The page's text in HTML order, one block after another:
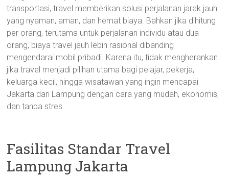
transportasi, travel memberikan solusi perjalanan jarak jauh
yang nyaman, aman, dan hemat biaya. Bahkan jika dihitung
per orang, terutama untuk perjalanan individu atau dua
orang, biaya travel jauh lebih rasional dibanding
mengendarai mobil pribadi. Karena itu, tidak mengherankan
jika travel menjadi pilihan utama bagi pelajar, pekerja,
keluarga kecil, hingga wisatawan yang ingin mencapai
Jakarta dari Lampung dengan cara yang mudah, ekonomis,
dan tanpa stres.
Fasilitas Standar Travel
Lampung Jakarta